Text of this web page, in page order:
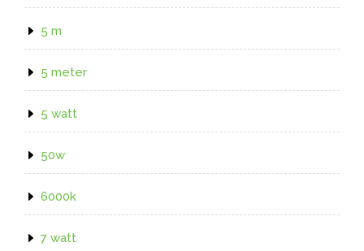
5 m
5 meter
5 watt
50w
6000k
7 watt